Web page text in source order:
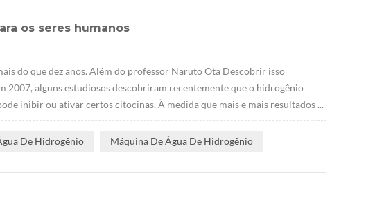
os seres humanos
do que dez anos. Além do professor Naruto Ota Descobrir isso
alguns estudiosos descobriram recentemente que o hidrogênio
inibir ou ativar certos citocinas. À medida que mais e mais resultados ...
De Hidrogênio Máquina De Água De Hidrogênio